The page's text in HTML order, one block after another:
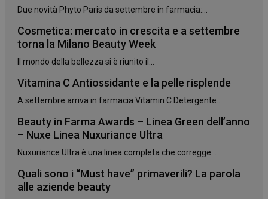
Due novità Phyto Paris da settembre in farmacia:...
Cosmetica: mercato in crescita e a settembre
torna la Milano Beauty Week
Il mondo della bellezza si è riunito il...
Vitamina C Antiossidante e la pelle risplende
A settembre arriva in farmacia Vitamin C Detergente...
Beauty in Farma Awards – Linea Green dell’anno
– Nuxe Linea Nuxuriance Ultra
Nuxuriance Ultra è una linea completa che corregge...
Quali sono i “Must have” primaverili? La parola
alle aziende beauty
I cookie necessari contribuiscono a rendere fruibile il
sito web abilitandone funzionalità di base quali la
navigazione sulle pagine e l'accesso alle aree
funzionare correttamente senza questi cookie.
NOME
FORNITORE/DOMINIO
PHPSESSID
PHP.net
.www.panoramacosmetico.it